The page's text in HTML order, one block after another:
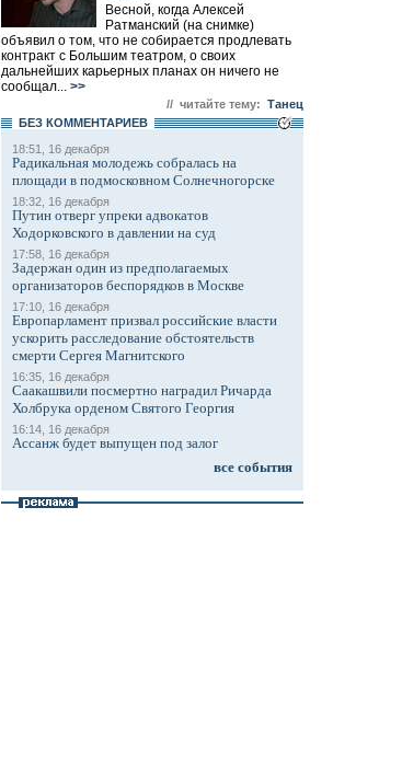
Весной, когда Алексей
Ратманский (на снимке)
объявил о том, что не собирается продлевать
контракт с Большим театром, о своих
дальнейших карьерных планах он ничего не
сообщал... >>
// читайте тему: Танец
БЕЗ КОМMЕНТАРИЕВ
18:51, 16 декабря
Радикальная молодежь собралась на
площади в подмосковном Солнечногорске
18:32, 16 декабря
Путин отверг упреки адвокатов
Ходорковского в давлении на суд
17:58, 16 декабря
Задержан один из предполагаемых
организаторов беспорядков в Москве
17:10, 16 декабря
Европарламент призвал российские власти
ускорить расследование обстоятельств
смерти Сергея Магнитского
16:35, 16 декабря
Саакашвили посмертно наградил Ричарда
Холбрука орденом Святого Георгия
16:14, 16 декабря
Ассанж будет выпущен под залог
все события